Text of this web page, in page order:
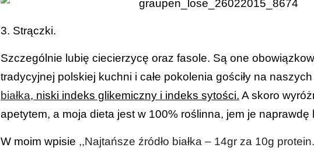
3. Strączki.
Szczególnie lubię ciecierzycę oraz fasole. Są one
tradycyjnej polskiej kuchni i całe pokolenia gościły na naszych
białka, niski indeks glikemiczny i indeks sytości. A skoro
apetytem, a moja dieta jest w 100% roślinna, jem je naprawdę
W moim wpisie ,,Najtańsze źródło białka – 14gr za 10g